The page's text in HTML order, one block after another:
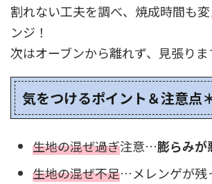
割れない工夫を調べ、焼成時間も
ンジ！
次はオーブンから離れず、見張り
気をつけるポイント＆注意点
生地の混ぜ過ぎ注意…膨らみが
生地の混ぜ不足…メレンゲが残